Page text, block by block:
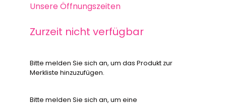
Unsere Öffnungszeiten
Zurzeit nicht verfügbar
Bitte melden Sie sich an, um das Produkt zur
Merkliste hinzuzufügen.
Bitte melden Sie sich an, um eine